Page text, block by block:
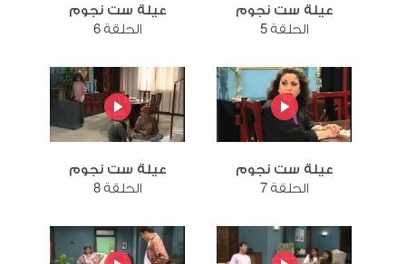
عيلة ست نجوم
الحلقة 5
عيلة ست نجوم
الحلقة 6
عيلة ست نجوم
الحلقة 7
عيلة ست نجوم
الحلقة 8